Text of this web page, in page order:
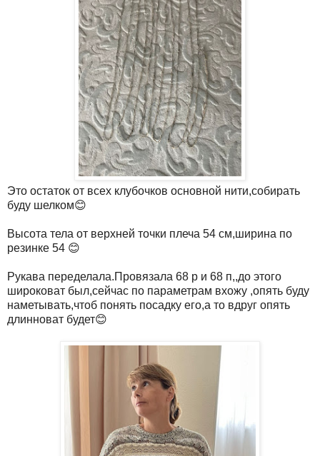
Это остаток от всех клубочков основной нити,собирать
буду шелком😊
Высота тела от верхней точки плеча 54 см,ширина по
резинке 54 😊
Рукава переделала.Провязала 68 р и 68 п,,до этого
широковат был,сейчас по параметрам вхожу ,опять буду
наметывать,чтоб понять посадку его,а то вдруг опять
длинноват будет😊